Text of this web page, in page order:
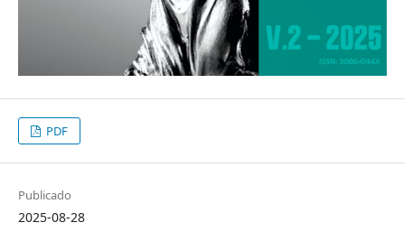
PDF
Publicado
2025-08-28